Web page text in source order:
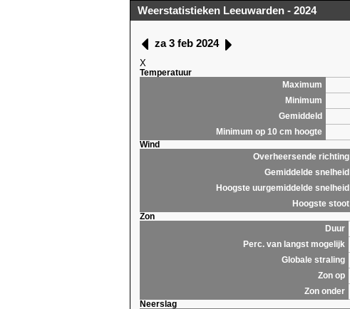
Weerstatistieken Leeuwarden - 2024
za 3 feb 2024
X
Temperatuur
Maximum
Minimum
Gemiddeld
Minimum op 10 cm hoogte
Wind
Overheersende richting
Gemiddelde snelheid
Hoogste uurgemiddelde snelheid
Hoogste stoot
Zon
Duur
Perc. van langst mogelijk
Globale straling
Zon op
Zon onder
Neerslag